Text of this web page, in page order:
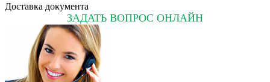
Доставка документа
ЗАДАТЬ ВОПРОС ОНЛАЙН